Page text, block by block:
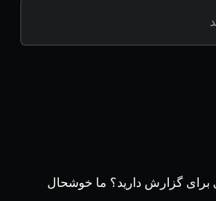
برای گزارش دارید؟ ما خوشحال